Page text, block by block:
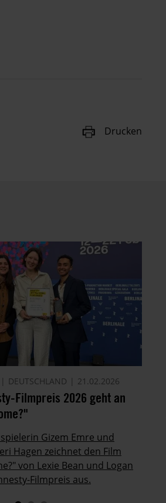
Drucken
DEUTSCHLAND 21.02.2026
Filmpreis 2026 geht an
Gizem Emre und
Hagen zeichnet den Film
von Lexie Bean und Logan
Filmpreis aus.